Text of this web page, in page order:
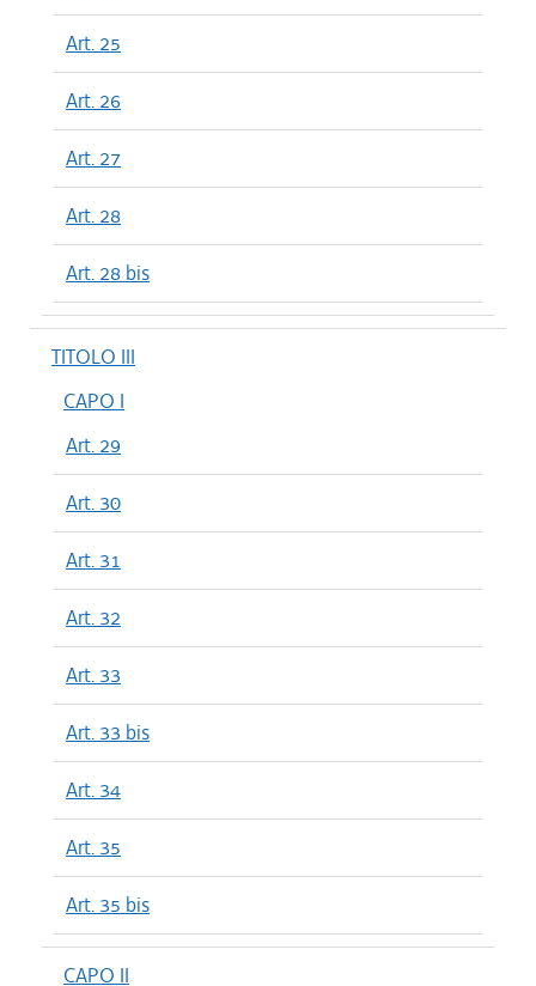
Art. 25
Art. 26
Art. 27
Art. 28
Art. 28 bis
TITOLO III
CAPO I
Art. 29
Art. 30
Art. 31
Art. 32
Art. 33
Art. 33 bis
Art. 34
Art. 35
Art. 35 bis
CAPO II